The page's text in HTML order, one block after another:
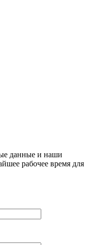
данные и наши
рабочее время для